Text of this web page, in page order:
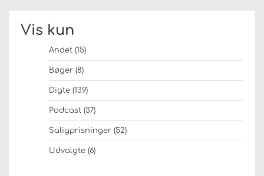
Vis kun
Andet (15)
Bøger (8)
Digte (139)
Podcast (37)
Saligprisninger (52)
Udvalgte (6)